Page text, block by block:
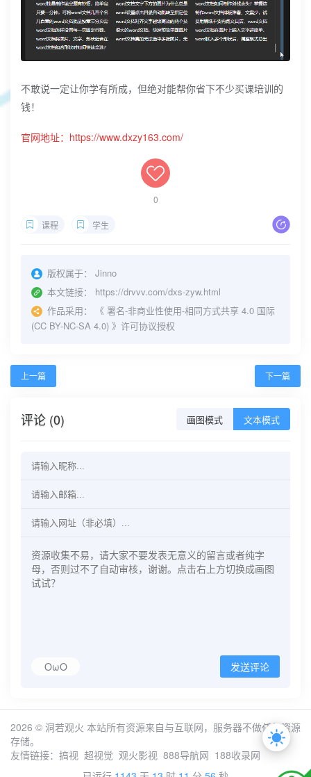
不敢说一定让你学有所成，但绝对能帮你省下不少买课培训的
钱！
官网地址： https://www.dxzy163.com/
0
课程 学生
版权属于：
Jinno
本文链接：
https://drvvv.com/dxs-zyw.html
作品采用：
《 署名-非商业性使用-相同方式共享 4.0 国际
(CC BY-NC-SA 4.0) 》许可协议授权
上一篇 下一篇
评论 (0) 画图模式 文本模式
OωO 发送评论
2026 © 洞若观火 本站所有资源来自与互联网，服务器不做任何资源
存储。
友情链接： 搞视 超视觉 观火影视 888导航网 188收录网